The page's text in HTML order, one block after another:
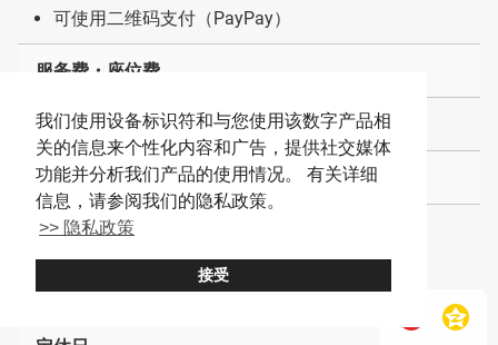
我们使用设备标识符和与您使用该数字产品相
关的信息来个性化内容和广告，提供社交媒体
功能并分析我们产品的使用情况。 有关详细
信息，请参阅我们的隐私政策。
>> 隐私政策
接受
可使用二维码支付（PayPay）
服务费・座位费
无
营业时间
周一至周五11:00～15:00（LO）、16:30～
22:00（LO）
周六日・节假日11:00～22:00（LO）